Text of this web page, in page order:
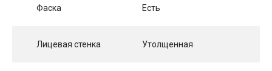
Фаска Есть
Лицевая стенка Утолщенная